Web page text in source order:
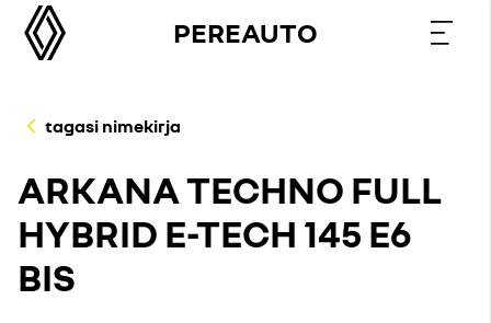
PEREAUTO
tagasi nimekirja
ARKANA TECHNO FULL
HYBRID E-TECH 145 E6
BIS